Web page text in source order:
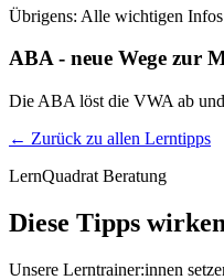
Übrigens: Alle wichtigen
ABA - neue Wege zur
Die ABA löst die VWA ab
← Zurück zu allen Lerntipps
LernQuadrat Beratung
Diese Tipps
Unsere Lerntrainer:innen